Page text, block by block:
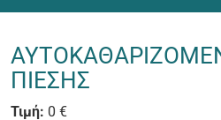
ΠΙΕΣΗΣ
Τιμή: 0 €